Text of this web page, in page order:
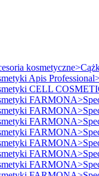
Apis
CELL